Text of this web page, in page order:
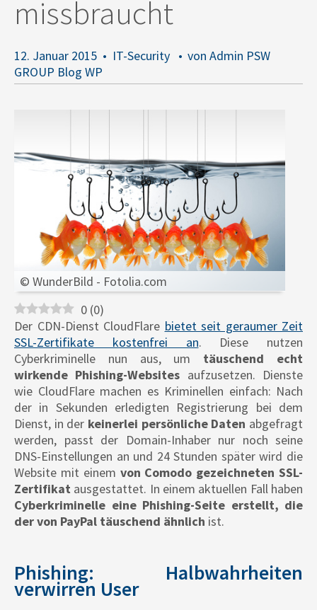
missbraucht
12. Januar 2015 IT-Security
von Admin PSW
GROUP Blog WP
© WunderBild - Fotolia.com
0 (0)
Der CDN-Dienst CloudFlare bietet seit geraumer Zeit
SSL-Zertifikate kostenfrei an. Diese nutzen
Cyberkriminelle nun aus, um täuschend echt
wirkende Phishing-Websites aufzusetzen. Dienste
wie CloudFlare machen es Kriminellen einfach: Nach
der in Sekunden erledigten Registrierung bei dem
Dienst, in der keinerlei persönliche Daten abgefragt
werden, passt der Domain-Inhaber nur noch seine
DNS-Einstellungen an und 24 Stunden später wird die
Website mit einem von Comodo gezeichneten SSL-
Zertifikat ausgestattet. In einem aktuellen Fall haben
Cyberkriminelle eine Phishing-Seite erstellt, die
der von PayPal täuschend ähnlich ist.
Phishing: Halbwahrheiten
verwirren User